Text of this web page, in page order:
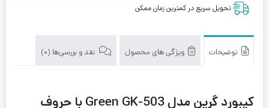
تحویل سریع در کمترین زمان ممکن
توضیحات ویژگی های محصول نقد و بررسی‌ها (0)
کیبورد گرین مدل Green GK-503 با حروف